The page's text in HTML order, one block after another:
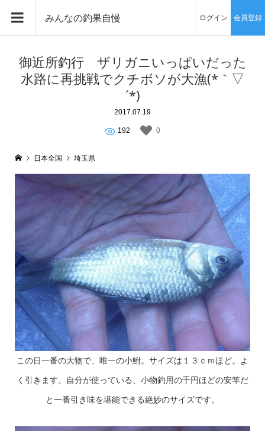
みんなの釣果自慢 ログイン 会員登録
御近所釣行 ザリガニいっぱいだった
水路に再挑戦でクチボソが大漁(*｀▽
´*)
2017.07.19
192 0
日本全国 埼玉県
この日一番の大物で、唯一の小鮒。サイズは１３ｃｍほど。よ
く引きます。自分が使っている、小物釣用の千円ほどの安竿だ
と一番引き味を堪能できる絶妙のサイズです。